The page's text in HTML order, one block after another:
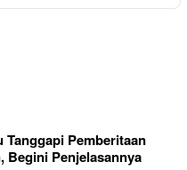
Tanggapi Pemberitaan
Begini Penjelasannya